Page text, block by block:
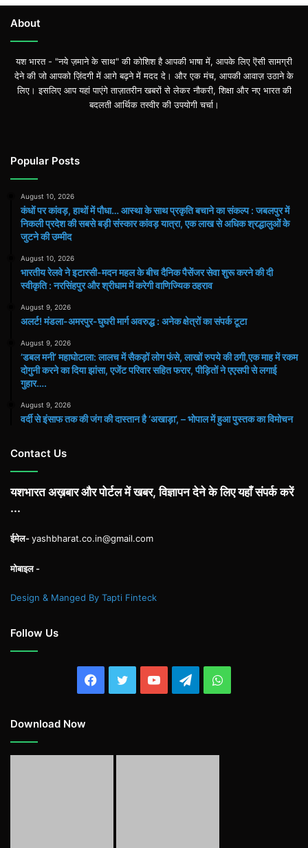
: जबलपुर
में
की
सबसे
बड़ी
लाख
से
अधिक
श्रद्धालुओं
जुटने
उम्मीद
About
यश भारत - "नये ज़माने के साथ" की कोशिश है आपकी भाषा में, आपके लिए ऎसी सामग्री
देने की जो आपको ज़िंदगी में आगे बढ़ने में मदद दे। और एक मंच, आपकी आवाज़ उठाने के
लिए। इसलिए आप यहां पाएंगे ताज़ातरीन खबरों से लेकर नौकरी, शिक्षा और नए भारत की
बदलती आर्थिक तस्वीर की उपयोगी चर्चा।
Popular Posts
August 10, 2026
कंधों पर कांवड़, हाथों में पौधा… आस्था के साथ प्रकृति बचाने का संकल्प : जबलपुर में
निकली प्रदेश की सबसे बड़ी संस्कार कांवड़ यात्रा, एक लाख से अधिक श्रद्धालुओं के
जुटने की उम्मीद
August 10, 2026
भारतीय रेलवे ने इटारसी-मदन महल के बीच दैनिक पैसेंजर सेवा शुरू करने की दी
स्वीकृति : नरसिंहपुर और श्रीधाम में करेगी वाणिज्यिक ठहराव
August 9, 2026
अलर्ट! मंडला-अमरपुर-घुघरी मार्ग अवरुद्ध : अनेक क्षेत्रों का संपर्क टूटा
August 9, 2026
​’डबल मनी’ महाघोटाला: लालच में सैकड़ों लोग फंसे, लाखों रुपये की ठगी,एक माह में रकम
दोगुनी करने का दिया झांसा, एजेंट परिवार सहित फरार, पीड़ितों ने एएसपी से लगाई
गुहार….
August 9, 2026
वर्दी से इंसाफ तक की जंग की दास्तान है ‘अखाड़ा’, – भोपाल में हुआ पुस्तक का विमोचन
Contact Us
यशभारत अख़बार और पोर्टल में खबर, विज्ञापन देने के लिए यहाँ संपर्क करें
...
ईमेल-yashbharat.co.in@gmail.com
मोबाइल -
Design & Manged By Tapti Finteck
Follow Us
Facebook
TwitterYouTubeTelegramWhatsApp
Download Now